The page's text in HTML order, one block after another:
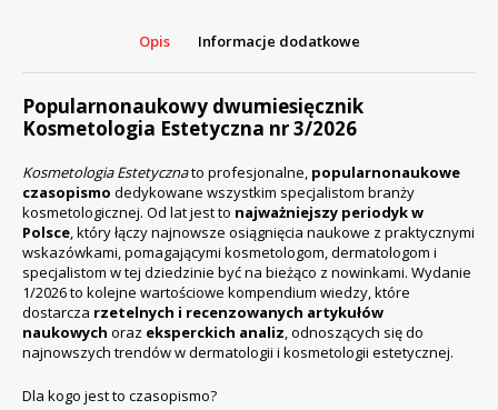
Opis Informacje dodatkowe
Popularnonaukowy dwumiesięcznik
Kosmetologia Estetyczna nr 3/2026
Kosmetologia Estetycznato profesjonalne, popularnonaukowe
czasopismo dedykowane wszystkim specjalistom branży
kosmetologicznej. Od lat jest to najważniejszy periodyk w
Polsce, który łączy najnowsze osiągnięcia naukowe z praktycznymi
wskazówkami, pomagającymi kosmetologom, dermatologom i
specjalistom w tej dziedzinie być na bieżąco z nowinkami. Wydanie
1/2026 to kolejne wartościowe kompendium wiedzy, które
dostarcza rzetelnych i recenzowanych artykułów
naukowych oraz eksperckich analiz, odnoszących się do
najnowszych trendów w dermatologii i kosmetologii estetycznej.
Dla kogo jest to czasopismo?